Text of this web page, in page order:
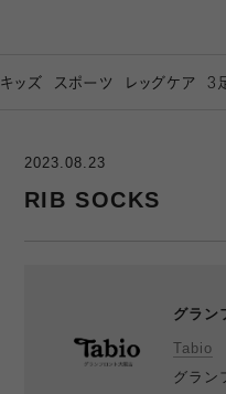
キッズ スポーツ レッグケア 3
2023.08.23
RIB SOCKS
グラン
Tabio
グラン